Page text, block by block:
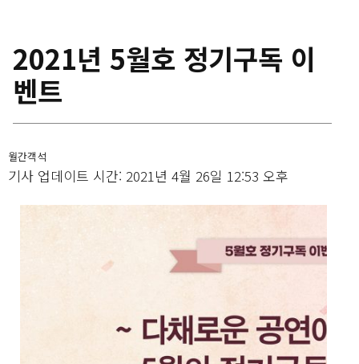
2021년 5월호 정기구독 이
벤트
월간객석
기사 업데이트 시간: 2021년 4월 26일 12:53 오후